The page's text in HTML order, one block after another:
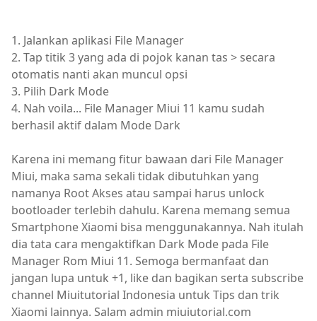
1. Jalankan aplikasi File Manager
2. Tap titik 3 yang ada di pojok kanan tas > secara
otomatis nanti akan muncul opsi
3. Pilih Dark Mode
4. Nah voila... File Manager Miui 11 kamu sudah
berhasil aktif dalam Mode Dark
Karena ini memang fitur bawaan dari File Manager
Miui, maka sama sekali tidak dibutuhkan yang
namanya Root Akses atau sampai harus unlock
bootloader terlebih dahulu. Karena memang semua
Smartphone Xiaomi bisa menggunakannya. Nah itulah
dia tata cara mengaktifkan Dark Mode pada File
Manager Rom Miui 11. Semoga bermanfaat dan
jangan lupa untuk +1, like dan bagikan serta subscribe
channel Miuitutorial Indonesia untuk Tips dan trik
Xiaomi lainnya. Salam admin miuiutorial.com